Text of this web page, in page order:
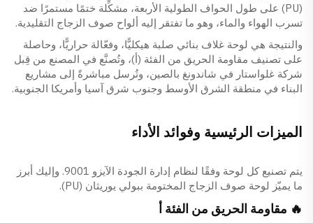
(PU) على طول الحواف الطولية الأربعة، مشكِّلة ختمًا مستمرًا ضد
تسرب الهواء والماء، وهو ما تفتقر إليه ألواح صوف الزجاج التقليدية.
والنتيجة هي لوحة غلاف بنائي صلبة هيكليًّا، وفعّالة حراريًّا، وحاصلة
على تصنيف مقاومة الحريق من الفئة (أ)، وتُصنَّع في المصنع من قِبل
شركة غلواستار في شاندونغ بالصين، وتُرسل مباشرةً إلى مشاريع
البناء في منطقة الشرق الأوسط وجنوب شرق آسيا وأمريكا الجنوبية.
الميزات الرئيسية وفوائد الأداء
يتم تصنيع كل لوحة وفقًا لنظام إدارة الجودة الآيزو 9001. وإليك أبرز
ما يميّز لوحة صوف الزجاج المختومة ببولي يوريثان (PU).
🔥 مقاومة الحريق من الفئة أ